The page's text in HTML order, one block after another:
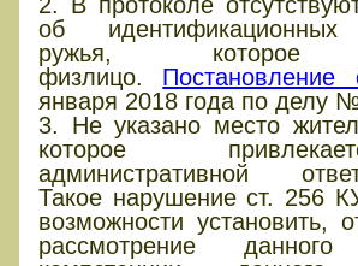
об идентификационных
ружья, которое
физлицо. Постановление
января 2018 года по делу
3. Не указано место
которое
административной
Такое нарушение ст. 256
возможности установить,
рассмотрение